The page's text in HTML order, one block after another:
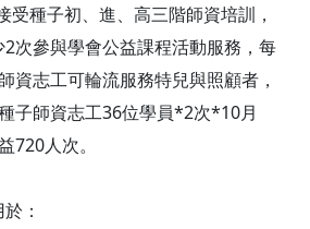
受種子初、進、高三階師資培訓，
次參與學會公益課程活動服務，每
資志工可輪流服務特兒與照顧者，
子師資志工36位學員*2次*10月
720人次。
：